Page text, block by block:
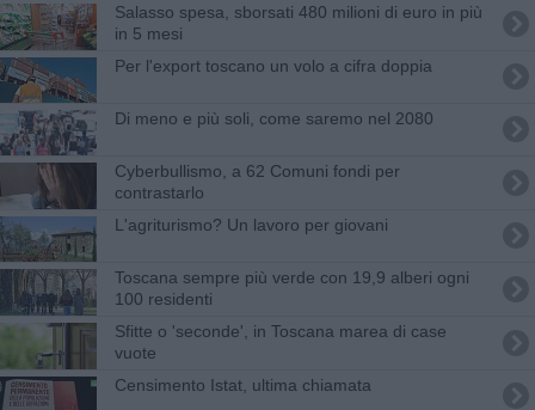
Salasso spesa, sborsati 480 milioni di euro in più
in 5 mesi
Per l'export toscano un volo a cifra doppia
Di meno e più soli, come saremo nel 2080
Cyberbullismo, a 62 Comuni fondi per
contrastarlo
L'agriturismo? Un lavoro per giovani
Toscana sempre più verde con 19,9 alberi ogni
100 residenti
Sfitte o 'seconde', in Toscana marea di case
vuote
Censimento Istat, ultima chiamata